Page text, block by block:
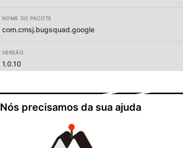
NOME DO PACOTE
com.cmsj.bugsquad.google
VERSÃO
1.0.10
Nós precisamos da sua ajuda